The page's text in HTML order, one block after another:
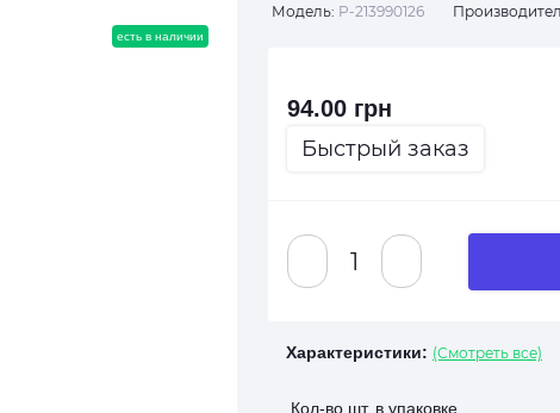
есть в наличии
Модель: P-213990126
94.00 грн
Быстрый заказ
Характеристики: (Смотреть все)
Кол-во шт. в упаковке